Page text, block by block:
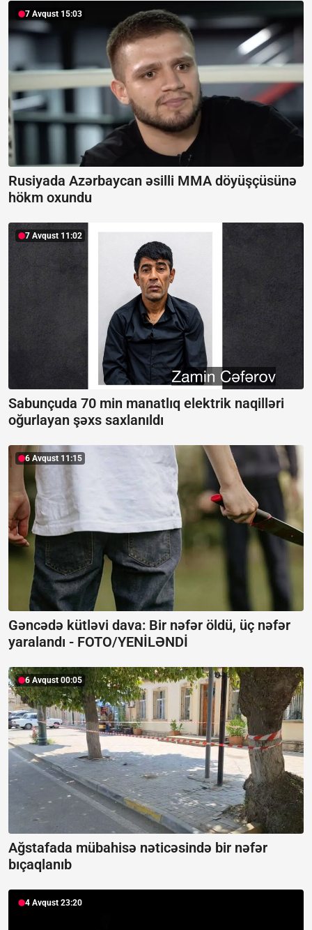
7 Avqust 15:03
Rusiyada Azərbaycan əsilli MMA döyüşçüsünə
hökm oxundu
7 Avqust 11:02
Sabunçuda 70 min manatlıq elektrik naqilləri
oğurlayan şəxs saxlanıldı
6 Avqust 11:15
Gəncədə kütləvi dava: Bir nəfər öldü, üç nəfər
yaralandı - FOTO/YENİLƏNDİ
6 Avqust 00:05
Ağstafada mübahisə nəticəsində bir nəfər
bıçaqlanıb
4 Avqust 23:20